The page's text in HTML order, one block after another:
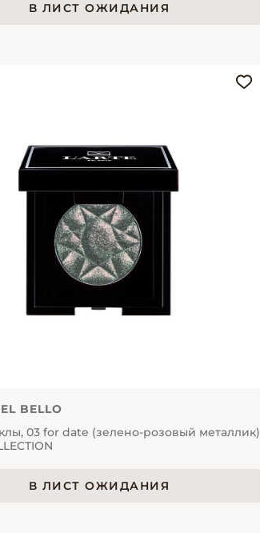
В ЛИСТ ОЖИДАНИЯ
BELLO
03 for date (зелено-розовый металлик)
В ЛИСТ ОЖИДАНИЯ